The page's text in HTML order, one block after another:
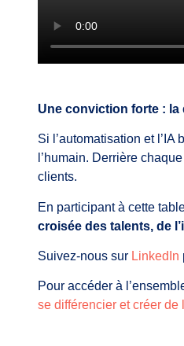
Une conviction forte :
Si l’automatisation et
l’humain. Derrière
clients.
En participant à cette
croisée des talents, de
Suivez-nous sur LinkedIn
Pour accéder à
se différencier et créer de